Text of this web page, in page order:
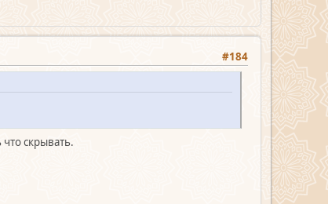
#184
скрывать.